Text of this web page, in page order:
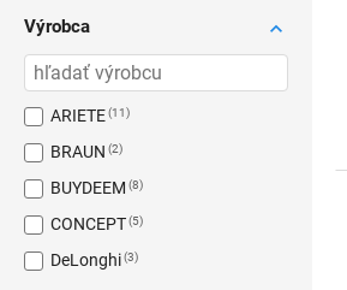
Výrobca
ARIETE 11
BRAUN 2
BUYDEEM 8
CONCEPT 5
DeLonghi 3